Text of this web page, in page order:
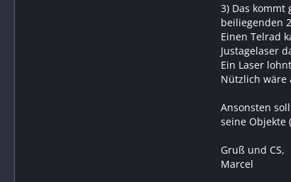
3) Das kommt
beiliegenden
Einen Telrad
Justagelaser
Ein Laser
Nützlich wäre
Ansonsten
seine Objekte
Gruß und CS,
Marcel